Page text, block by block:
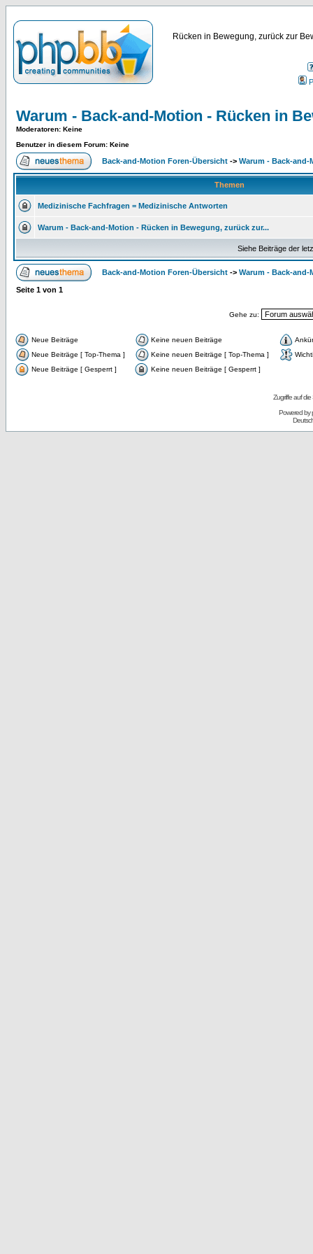
Rücken in Bewegung, zurück zur
Warum - Back-and-Motion - Rücken in
Moderatoren: Keine
Benutzer in diesem Forum: Keine
Back-and-Motion Foren-Übersicht -> Warum - Back-
Themen
Medizinische Fachfragen = Medizinische Antworten
Warum - Back-and-Motion - Rücken in Bewegung, zurück zur...
Siehe Beiträge der
Back-and-Motion Foren-Übersicht -> Warum - Back-
Seite 1 von 1
Gehe zu:
Neue Beiträge Keine neuen Beiträge
Neue Beiträge [ Top-Thema ]
Keine neuen Beiträge [ Top-Thema ]
Neue Beiträge [ Gesperrt ]
Keine neuen Beiträge [ Gesperrt ]
Zugriffe auf
Powered by